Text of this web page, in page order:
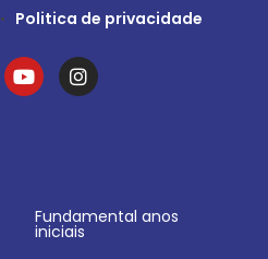
Politica de privacidade
Fundamental anos
iniciais